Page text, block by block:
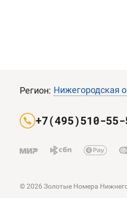
Регион: Нижегородская
+7(495)510-55-
© 2026 Золотые Номера